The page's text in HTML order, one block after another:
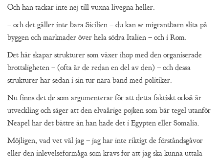
Och han tackar inte nej till vuxna livegna heller.
– och det gäller inte bara Sicilien – du kan se migrantbarn slita på
byggen och marknader över hela södra Italien – och i Rom.
Det här skapar strukturer som växer ihop med den organiserade
brottsligheten – (ofta är de redan en del av den) – och dessa
strukturer har sedan i sin tur nära band med politiker.
Nu finns det de som argumenterar för att detta faktiskt också är
utveckling och säger att den elvaårige pojken som bär tegel utanför
Neapel har det bättre än han hade det i Egypten eller Somalia.
Möjligen, vad vet väl jag – jag har inte riktigt de förståndsgåvor
eller den inlevelseförmåga som krävs för att jag ska kunna uttala